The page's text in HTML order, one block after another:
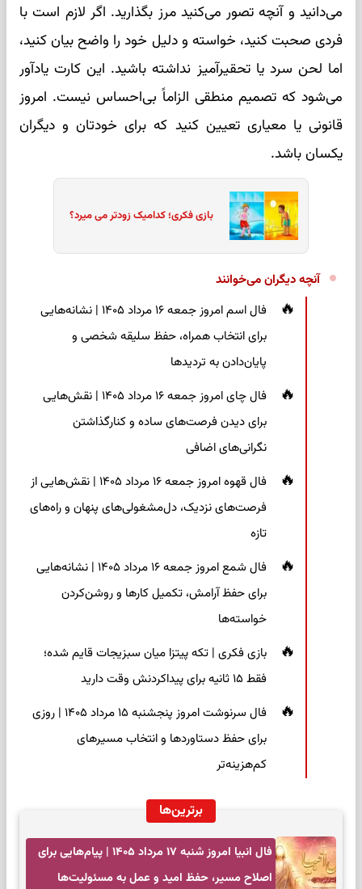
می‌دانید و آنچه تصور می‌کنید مرز بگذارید. اگر لازم است با
فردی صحبت کنید، خواسته و دلیل خود را واضح بیان کنید،
اما لحن سرد یا تحقیرآمیز نداشته باشید. این کارت یادآور
می‌شود که تصمیم منطقی الزاماً بی‌احساس نیست. امروز
قانونی یا معیاری تعیین کنید که برای خودتان و دیگران
یکسان باشد.
بازی فکری؛ کدامیک زودتر می میرد؟
آنچه دیگران می‌خوانند
فال اسم امروز جمعه ۱۶ مرداد ۱۴۰۵ | نشانه‌هایی
برای انتخاب همراه، حفظ سلیقه شخصی و
پایان‌دادن به تردیدها
فال چای امروز جمعه ۱۶ مرداد ۱۴۰۵ | نقش‌هایی
برای دیدن فرصت‌های ساده و کنارگذاشتن
نگرانی‌های اضافی
فال قهوه امروز جمعه ۱۶ مرداد ۱۴۰۵ | نقش‌هایی از
فرصت‌های نزدیک، دل‌مشغولی‌های پنهان و راه‌های
تازه
فال شمع امروز جمعه ۱۶ مرداد ۱۴۰۵ | نشانه‌هایی
برای حفظ آرامش، تکمیل کارها و روشن‌کردن
خواسته‌ها
بازی فکری | تکه پیتزا میان سبزیجات قایم شده؛
فقط ۱۵ ثانیه برای پیداکردنش وقت دارید
فال سرنوشت امروز پنجشنبه ۱۵ مرداد ۱۴۰۵ | روزی
برای حفظ دستاوردها و انتخاب مسیرهای
کم‌هزینه‌تر
برترین‌ها
فال انبیا امروز شنبه ۱۷ مرداد ۱۴۰۵ | پیام‌هایی برای
اصلاح مسیر، حفظ امید و عمل به مسئولیت‌ها